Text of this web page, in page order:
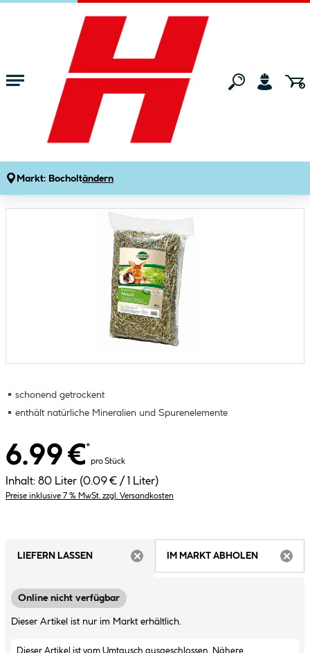
Zum Hauptinhalt springen
Markt: Bocholtändern
Tierwelt Kleintier- & Nagerbedarf
Champs Wiesenheu Heudi 80 l
Artikelnummer: 254016
Bildergalerie überspringen
schonend getrockent
enthält natürliche Mineralien und Spurenelemente
6.99 €*
pro Stück
Inhalt: 80 Liter (0.09 € / 1 Liter)
Preise inklusive 7 % MwSt. zzgl. Versandkosten
LIEFERN LASSEN
IM MARKT ABHOLEN
Online nicht verfügbar
Dieser Artikel ist nur im Markt erhältlich.
Dieser Artikel ist vom Umtausch ausgeschlossen. Nähere